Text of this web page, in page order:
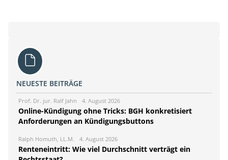
NEUESTE BEITRÄGE
Prof. Dr. jur. Ralf Jahn 4. August 2026
Online-Kündigung ohne Tricks: BGH konkretisiert
Anforderungen an Kündigungsbuttons
Ralph Homuth, LL.M. 4. August 2026
Renteneintritt: Wie viel Durchschnitt verträgt ein